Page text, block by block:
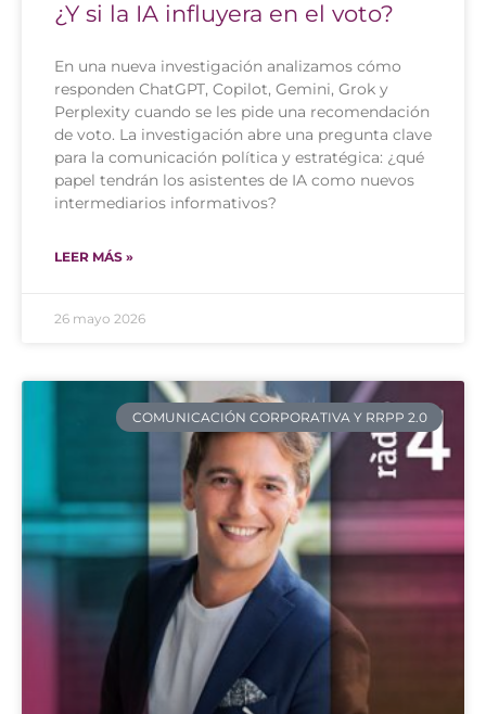
¿Y si la IA influyera en el voto?
En una nueva investigación analizamos cómo
responden ChatGPT, Copilot, Gemini, Grok y
Perplexity cuando se les pide una recomendación
de voto. La investigación abre una pregunta clave
para la comunicación política y estratégica: ¿qué
papel tendrán los asistentes de IA como nuevos
intermediarios informativos?
LEER MÁS »
26 mayo 2026
COMUNICACIÓN CORPORATIVA Y RRPP 2.0